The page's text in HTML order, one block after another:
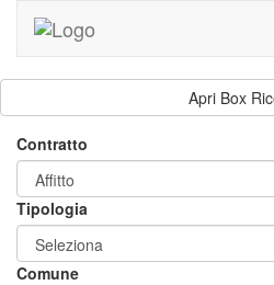
Apri Box
Contratto
Tipologia
Comune